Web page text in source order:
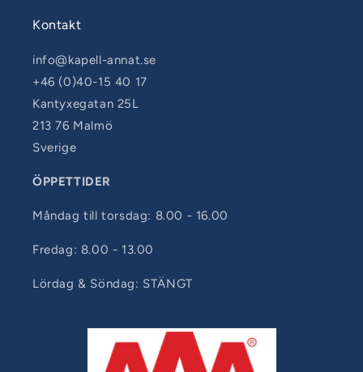
Kontakt
info@kapell-annat.se
+46 (0)40-15 40 17
Kantyxegatan 25L
213 76 Malmö
Sverige
ÖPPETTIDER
Måndag till torsdag: 8.00 - 16.00
Fredag: 8.00 - 13.00
Lördag & Söndag: STÄNGT